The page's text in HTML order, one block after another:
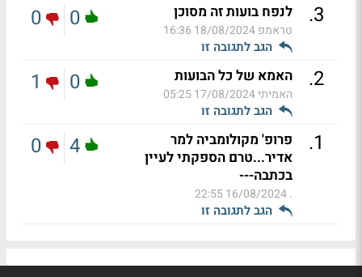
3
. לנפח בועות זה מסוכן
טראמפ18/08/2024 16:36
הגב לתגובה זו
0
0
2
. האמא של כל הבועות
האמיתי17/08/2024 05:25
הגב לתגובה זו
0
1
1
.
פרופ' מקולומביה למר
אדיר...טרם הספקתי לעיין
בכתבה---
.
16/08/2024 22:55
הגב לתגובה זו
4
0